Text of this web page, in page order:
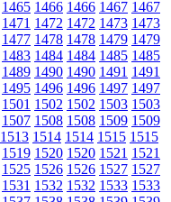
1465 1466 1466 1467 1467
1471 1472 1472 1473 1473
1477 1478 1478 1479 1479
1483 1484 1484 1485 1485
1489 1490 1490 1491 1491
1495 1496 1496 1497 1497
1501 1502 1502 1503 1503
1507 1508 1508 1509 1509
1513 1514 1514 1515 1515
1519 1520 1520 1521 1521
1525 1526 1526 1527 1527
1531 1532 1532 1533 1533